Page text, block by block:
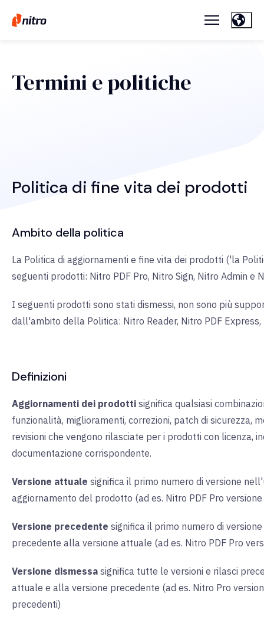
Termini e politiche
Politica di fine vita dei prodotti
Ambito della politica
La Politica di aggiornamenti e fine vita dei prodotti ('la
seguenti prodotti: Nitro PDF Pro, Nitro Sign, Nitro Admin e
I seguenti prodotti sono stati dismessi, non sono più
dall'ambito della Politica: Nitro Reader, Nitro PDF Express,
Definizioni
Aggiornamenti dei prodotti significa qualsiasi
funzionalità, miglioramenti, correzioni, patch di sicurezza,
revisioni che vengono rilasciate per i prodotti con licenza,
documentazione corrispondente.
Versione attuale significa il primo numero di versione
aggiornamento del prodotto (ad es. Nitro PDF Pro versione
Versione precedente significa il primo numero di
precedente alla versione attuale (ad es. Nitro PDF Pro
Versione dismessa significa tutte le versioni e rilasci
attuale e alla versione precedente (ad es. Nitro Pro
precedenti)